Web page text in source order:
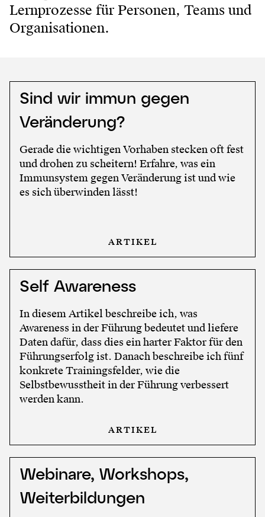
Lernprozesse für Personen, Teams und
Organisationen.
Sind wir immun gegen
Veränderung?
Gerade die wichtigen Vorhaben stecken oft fest
und drohen zu scheitern! Erfahre, was ein
Immunsystem gegen Veränderung ist und wie
es sich überwinden lässt!
ARTIKEL
Self Awareness
In diesem Artikel beschreibe ich, was
Awareness in der Führung bedeutet und liefere
Daten dafür, dass dies ein harter Faktor für den
Führungserfolg ist. Danach beschreibe ich fünf
konkrete Trainingsfelder, wie die
Selbstbewusstheit in der Führung verbessert
werden kann.
ARTIKEL
Webinare, Workshops,
Weiterbildungen